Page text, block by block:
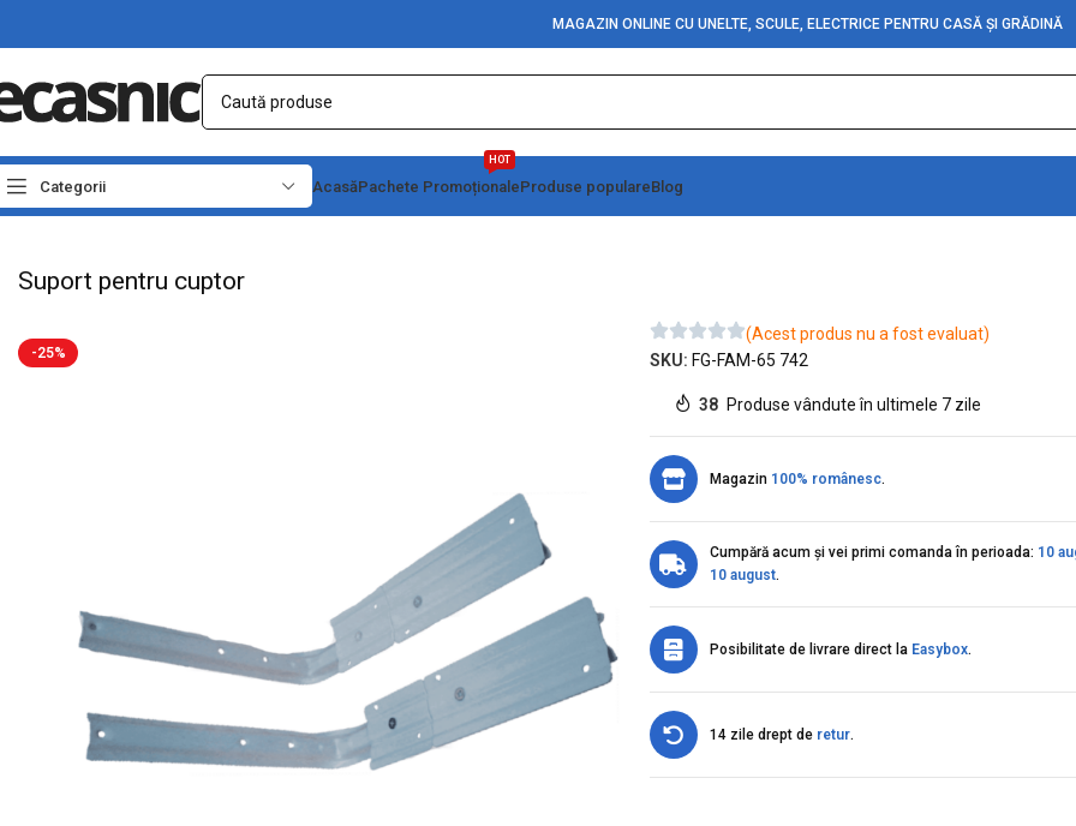
MAGAZIN ONLINE CU UNELTE, SCULE, ELECTRICE PENTRU CASĂ ȘI GRĂDINĂ
Categorii AcasăPachete Promoționale
HOT
Produse populareBlog
Prima pagină Suporturi Colțare Suport pentru cuptor
Suport pentru cuptor
-25%
(Acest produs nu a fost evaluat)
SKU: FG-FAM-65 742
38 Produse vândute în ultimele 7 zile
Magazin 100% românesc.
Cumpără acum și vei primi comanda în perioada: 10
10 august.
Posibilitate de livrare direct la Easybox.
14 zile drept de retur.